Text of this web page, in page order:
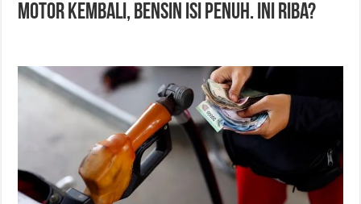
Motor Kembali, Bensin Isi Penuh. Ini Riba?